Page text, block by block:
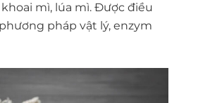
mì, lúa mì. Được điều
pháp vật lý, enzym